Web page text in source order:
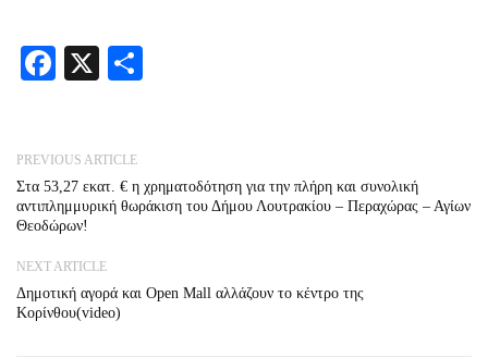
Facebook
X
PREVIOUS ARTICLE
Στα 53,27 εκατ. € η χρηματοδότηση για την πλήρη και συνολική
αντιπλημμυρική θωράκιση του Δήμου Λουτρακίου – Περαχώρας – Αγίων
Θεοδώρων!
NEXT ARTICLE
Δημοτική αγορά και Open Mall αλλάζουν το κέντρο της
Κορίνθου(video)